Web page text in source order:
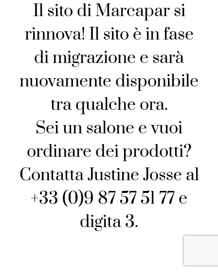
Il sito di Marcapar si
rinnova! Il sito è in fase
di migrazione e sarà
nuovamente disponibile
tra qualche ora.
Sei un salone e vuoi
ordinare dei prodotti?
Contatta Justine Josse al
+33 (0)9 87 57 51 77 e
digita 3.